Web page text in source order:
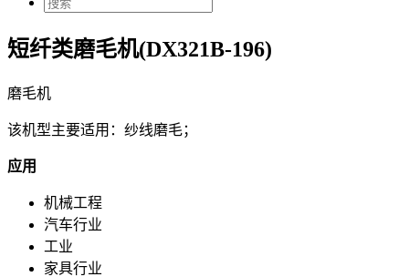
短纤类磨毛机(DX321B-196)
磨毛机
该机型主要适用：纱线磨毛；
应用
机械工程
汽车行业
工业
家具行业